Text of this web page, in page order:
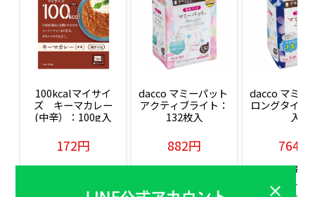
100kcalマイサイ
ズ　キーマカレー
(中辛）：100g入
172円
販売価格(税込)
dacco マミーパット
アクティブライト：
132枚入
882円
販売価格(税込)
dacco マミー
ロングタイム
入
764円
販売価格(税